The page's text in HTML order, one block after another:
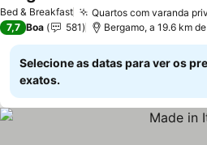
Bed & Breakfast Quartos com varanda
7,7 Boa 581 Bergamo, a 19.6 km
Selecione as datas para ver os
exatos.